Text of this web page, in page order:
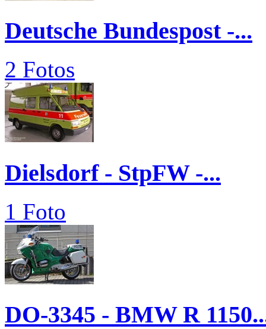
Deutsche Bundespost -...
2 Fotos
Dielsdorf - StpFW -...
1 Foto
DO-3345 - BMW R